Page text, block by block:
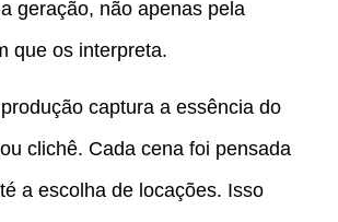
geração, não apenas pela
que os interpreta.
captura a essência do
clichê. Cada cena foi pensada
a escolha de locações. Isso